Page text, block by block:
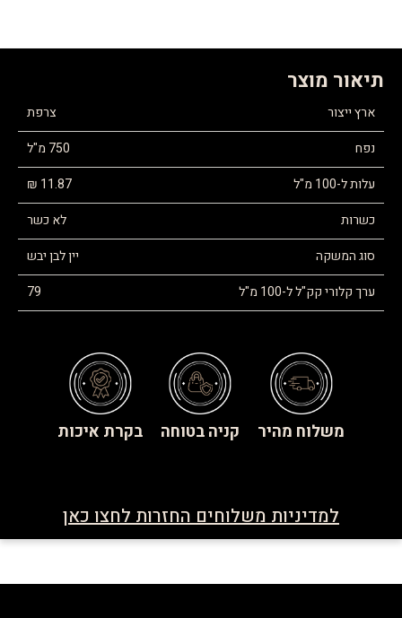
תיאור מוצר
ארץ ייצור
צרפת
נפח
750 מ"ל
עלות ל-100 מ"ל
11.87 ₪
כשרות
לא כשר
סוג המשקה
יין לבן יבש
ערך קלורי קק"ל ל-100 מ"ל
79
משלוח מהיר קניה בטוחה בקרת איכות
למדיניות משלוחים החזרות לחצו כאן